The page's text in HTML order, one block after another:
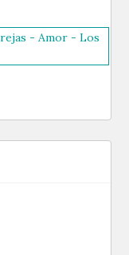
- Amor - Los